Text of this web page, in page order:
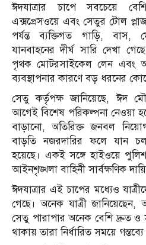
ঈদযাত্রার চাপে সবচেয়ে
এক্সপ্রেসওয়ে এবং সেতুর টোল
পর্যন্ত ব্যক্তিগত গাড়ি, বাস,
যানবাহনের দীর্ঘ সারি দেখা
পৃথক মোটরসাইকেল লেন এবং
ব্যবস্থাপনার কারণে বড় ধরনের
সেতু কর্তৃপক্ষ জানিয়েছে, ঈদ
আগেই বিশেষ পরিকল্পনা নেওয়া
বাড়ানো, অতিরিক্ত জনবল
বাড়তি নজরদারির ফলে যান
হয়েছে। একই সঙ্গে হাইওয়ে
আইনশৃঙ্খলা বাহিনী সার্বক্ষণিক
ঈদযাত্রার এই চাপের মধ্যেও
গেছে। অনেক যাত্রী
সেতু পারাপার অনেক বেশি দ্রুত ও
থাকায় তারা নির্ধারিত সময়ে